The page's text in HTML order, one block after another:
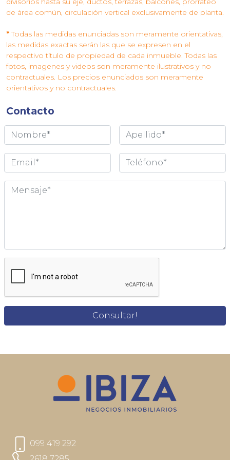
de área común, circulación vertical exclusivamente de planta.
*Todas las medidas enunciadas son meramente orientativas,
las medidas exactas serán las que se expresen en el
respectivo título de propiedad de cada inmueble. Todas las
fotos, imagenes y videos son meramente ilustrativos y no
contractuales. Los precios enunciados son meramente
orientativos y no contractuales.
Contacto
099 419 292